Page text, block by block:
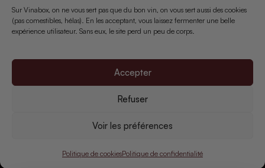
Sur Vinabox, on ne vous sert pas que du bon vin, on vous sert aussi des cookies
(pas comestibles, hélas). En les acceptant, vous laissez fermenter une belle
expérience utilisateur. Sans eux, le site perd un peu de corps.
Accepter
Refuser
Voir les préférences
Politique de cookiesPolitique de confidentialité
Newsletter
Concours
© 2026 Vinabox · Tous droits réservés
Vente interdite aux mineurs.